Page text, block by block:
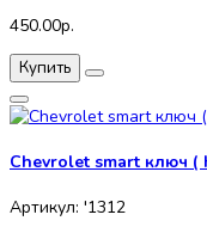
450.00р.
Купить
Chevrolet smart ключ (
Артикул: '1312